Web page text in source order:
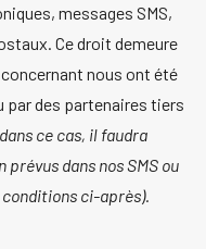
messages SMS,
Ce droit demeure
nous ont été
des partenaires tiers
ce cas, il faudra
dans nos SMS ou
ci-après).